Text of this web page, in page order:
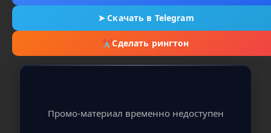
➤Скачать в Telegram
✂Сделать рингтон
Промо-материал временно недоступен